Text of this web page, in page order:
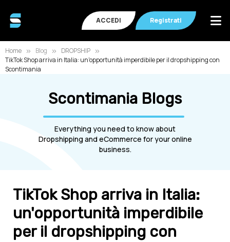
ACCEDI Registrati
Home Blog
DROPSHIP
TikTok Shop arriva in Italia: un'opportunità imperdibile per il dropshipping con
Scontimania
Scontimania Blogs
Everything you need to know about
Dropshipping and eCommerce for your online
business.
TikTok Shop arriva in Italia:
un'opportunità imperdibile
per il dropshipping con